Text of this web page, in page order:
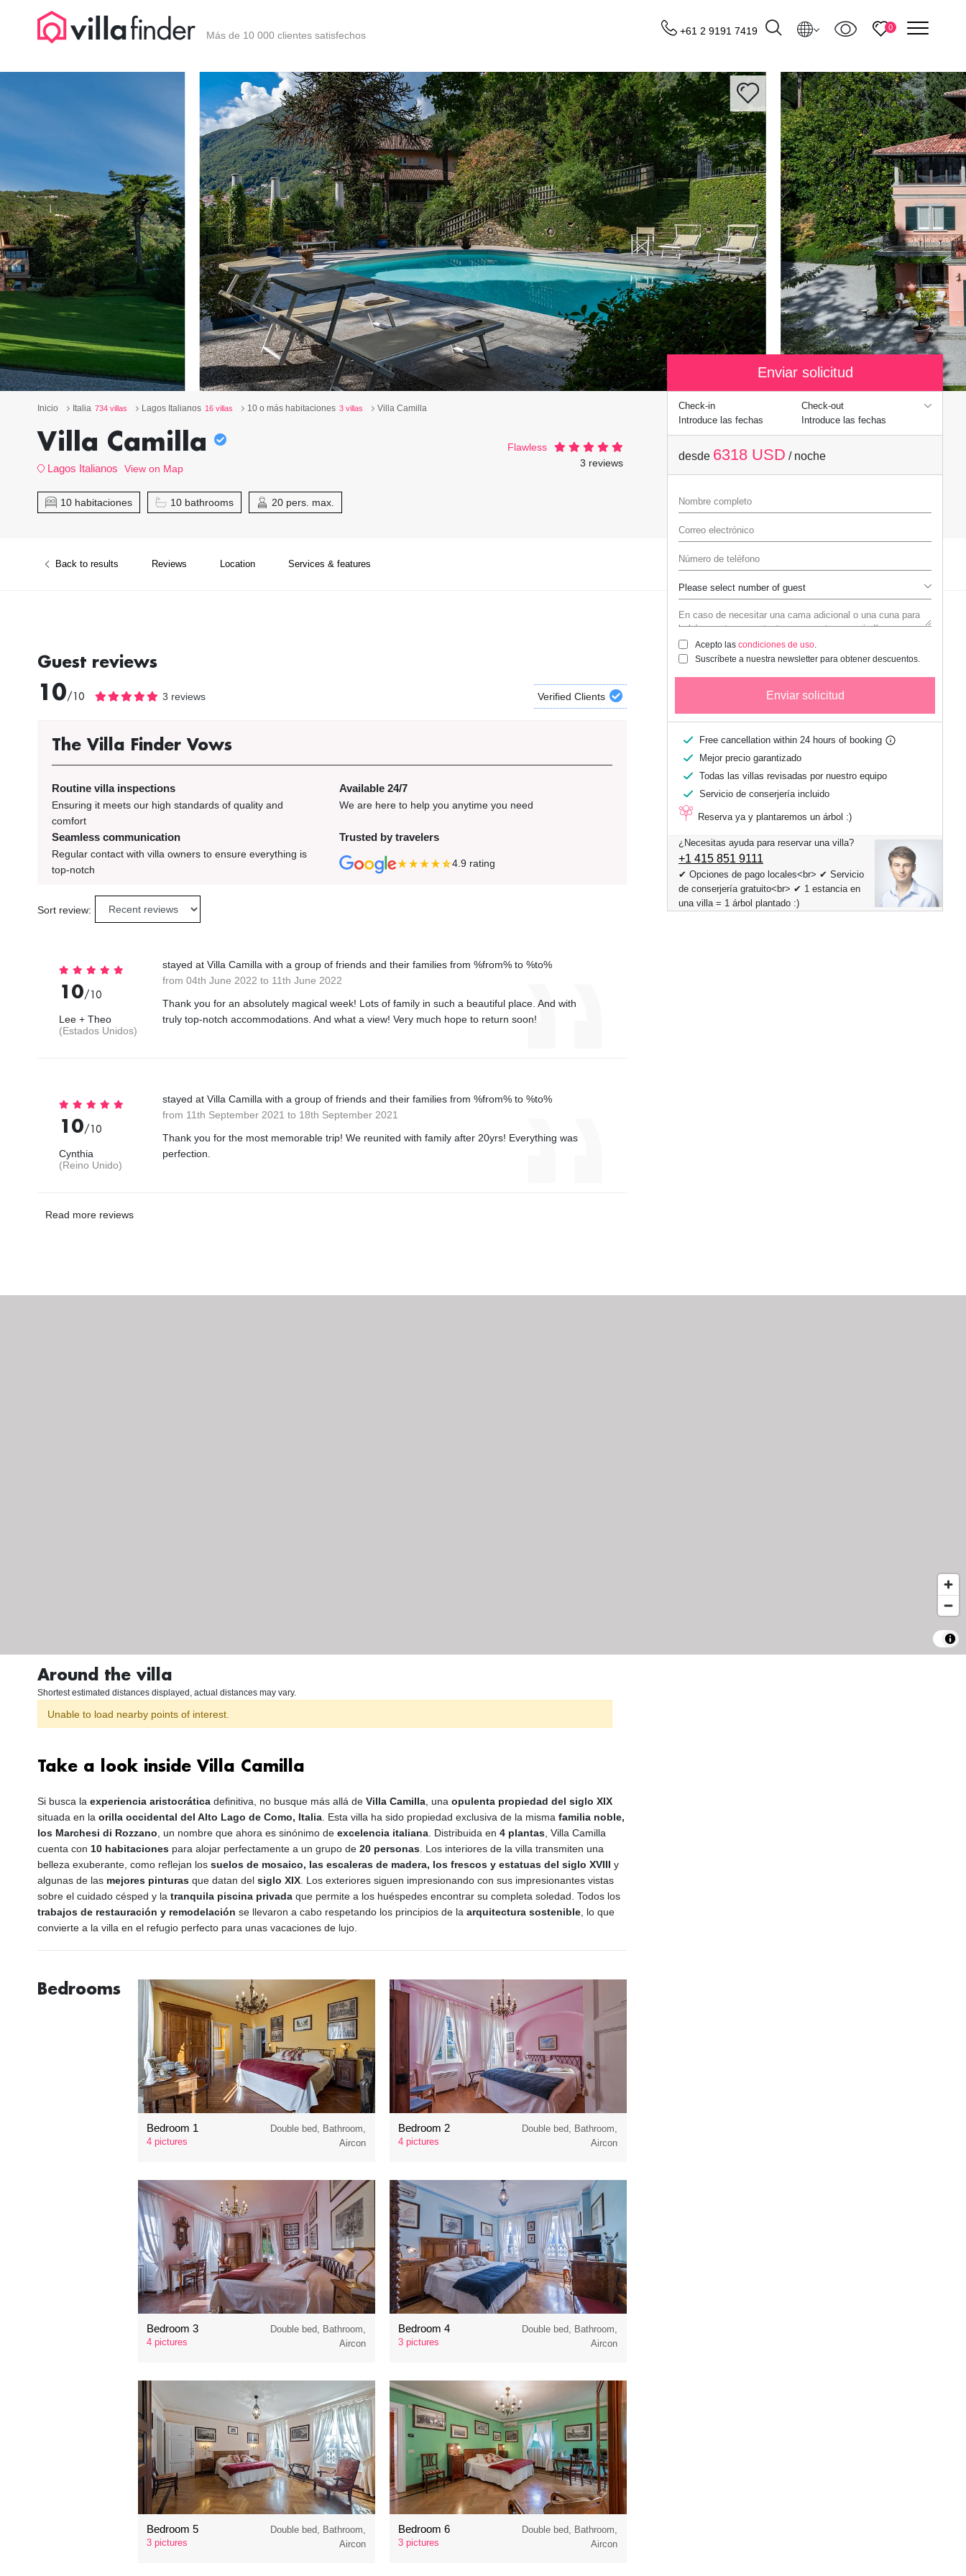
Más de 10 000 clientes satisfechos +61 2 9191 7419 Destinos
0 menu
Enviar solicitud
Check-in
Introduce las fechas
Check-out
Introduce las fechas
desde 6318 USD / noche
Acepto las condiciones de uso.
Suscríbete a nuestra newsletter para obtener descuentos.
Enviar solicitud
Free cancellation within 24 hours of booking
Mejor precio garantizado
Todas las villas revisadas por nuestro equipo
Servicio de conserjería incluido
Reserva ya y plantaremos un árbol :)
¿Necesitas ayuda para reservar una villa?
+1 ​415 851 9111
✔ Opciones de pago locales<br> ✔ Servicio
de conserjería gratuito<br> ✔ 1 estancia en
una villa = 1 árbol plantado :)
Inicio Italia 734 villas Lagos Italianos 16 villas 10 o más habitaciones 3 villas Villa Camilla
Villa Camilla
Lagos Italianos View on Map
Flawless
3 reviews
10 habitaciones 10 bathrooms 20 pers. max.
Back to results Reviews Location Services & features
Guest reviews
10/10 3 reviews Verified Clients
The Villa Finder Vows
Routine villa inspections
Ensuring it meets our high standards of quality and
comfort
Available 24/7
We are here to help you anytime you need
Seamless communication
Regular contact with villa owners to ensure everything is
top-notch
Trusted by travelers
4.9 rating
Sort review:
10/10
Lee + Theo
(Estados Unidos)
stayed at Villa Camilla with a group of friends and their families from %from% to %to%
from 04th June 2022 to 11th June 2022
Thank you for an absolutely magical week! Lots of family in such a beautiful place. And with
truly top-notch accommodations. And what a view! Very much hope to return soon!
10/10
Cynthia
(Reino Unido)
stayed at Villa Camilla with a group of friends and their families from %from% to %to%
from 11th September 2021 to 18th September 2021
Thank you for the most memorable trip! We reunited with family after 20yrs! Everything was
perfection.
Read more reviews
Around the villa
Shortest estimated distances displayed, actual distances may vary.
Unable to load nearby points of interest.
Take a look inside Villa Camilla
Si busca la experiencia aristocrática definitiva, no busque más allá de Villa Camilla , una opulenta propiedad del siglo XIX
situada en la orilla occidental del Alto Lago de Como, Italia . Esta villa ha sido propiedad exclusiva de la misma familia noble,
los Marchesi di Rozzano , un nombre que ahora es sinónimo de excelencia italiana . Distribuida en 4 plantas , Villa Camilla
cuenta con 10 habitaciones para alojar perfectamente a un grupo de 20 personas . Los interiores de la villa transmiten una
belleza exuberante, como reflejan los suelos de mosaico, las escaleras de madera, los frescos y estatuas del siglo XVIII y
algunas de las mejores pinturas que datan del siglo XIX . Los exteriores siguen impresionando con sus impresionantes vistas
sobre el cuidado césped y la tranquila piscina privada que permite a los huéspedes encontrar su completa soledad. Todos los
trabajos de restauración y remodelación se llevaron a cabo respetando los principios de la arquitectura sostenible , lo que
convierte a la villa en el refugio perfecto para unas vacaciones de lujo.
Bedrooms
Bedroom 1
4 pictures
Double bed, Bathroom,
Aircon
Bedroom 2
4 pictures
Double bed, Bathroom,
Aircon
Bedroom 3
4 pictures
Double bed, Bathroom,
Aircon
Bedroom 4
3 pictures
Double bed, Bathroom,
Aircon
Bedroom 5
3 pictures
Double bed, Bathroom,
Aircon
Bedroom 6
3 pictures
Double bed, Bathroom,
Aircon